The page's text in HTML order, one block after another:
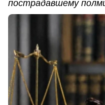
пострадавшему